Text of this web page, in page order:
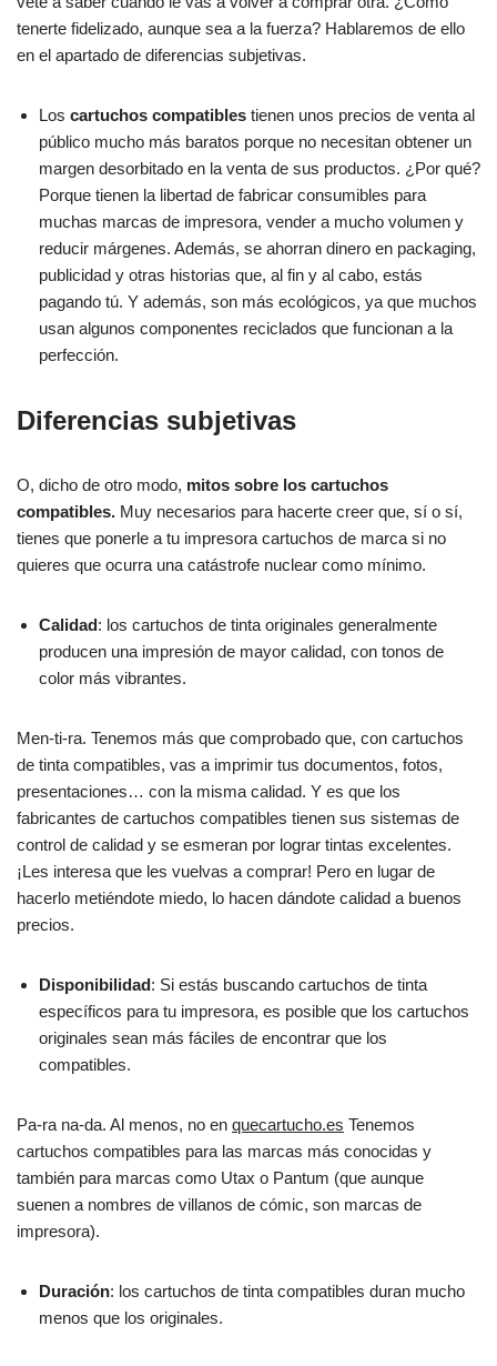
tenerte fidelizado, aunque sea a la fuerza? Hablaremos de ello
en el apartado de diferencias subjetivas.
Los cartuchos compatibles tienen unos precios de venta al
público mucho más baratos porque no necesitan obtener un
margen desorbitado en la venta de sus productos. ¿Por qué?
Porque tienen la libertad de fabricar consumibles para
muchas marcas de impresora, vender a mucho volumen y
reducir márgenes. Además, se ahorran dinero en packaging,
publicidad y otras historias que, al fin y al cabo, estás
pagando tú. Y además, son más ecológicos, ya que muchos
usan algunos componentes reciclados que funcionan a la
perfección.
Diferencias subjetivas
O, dicho de otro modo, mitos sobre los cartuchos
compatibles. Muy necesarios para hacerte creer que, sí o sí,
tienes que ponerle a tu impresora cartuchos de marca si no
quieres que ocurra una catástrofe nuclear como mínimo.
Calidad: los cartuchos de tinta originales generalmente
producen una impresión de mayor calidad, con tonos de
color más vibrantes.
Men-ti-ra. Tenemos más que comprobado que, con cartuchos
de tinta compatibles, vas a imprimir tus documentos, fotos,
presentaciones… con la misma calidad. Y es que los
fabricantes de cartuchos compatibles tienen sus sistemas de
control de calidad y se esmeran por lograr tintas excelentes.
¡Les interesa que les vuelvas a comprar! Pero en lugar de
hacerlo metiéndote miedo, lo hacen dándote calidad a buenos
precios.
Disponibilidad: Si estás buscando cartuchos de tinta
específicos para tu impresora, es posible que los cartuchos
originales sean más fáciles de encontrar que los
compatibles.
Pa-ra na-da. Al menos, no en quecartucho.es Tenemos
cartuchos compatibles para las marcas más conocidas y
también para marcas como Utax o Pantum (que aunque
suenen a nombres de villanos de cómic, son marcas de
impresora).
Duración: los cartuchos de tinta compatibles duran mucho
menos que los originales.